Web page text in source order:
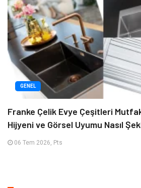
GENEL
Franke Çelik Evye Çeşitleri
Hijyeni ve Görsel Uyumu Nasıl
06 Tem 2026, Pts